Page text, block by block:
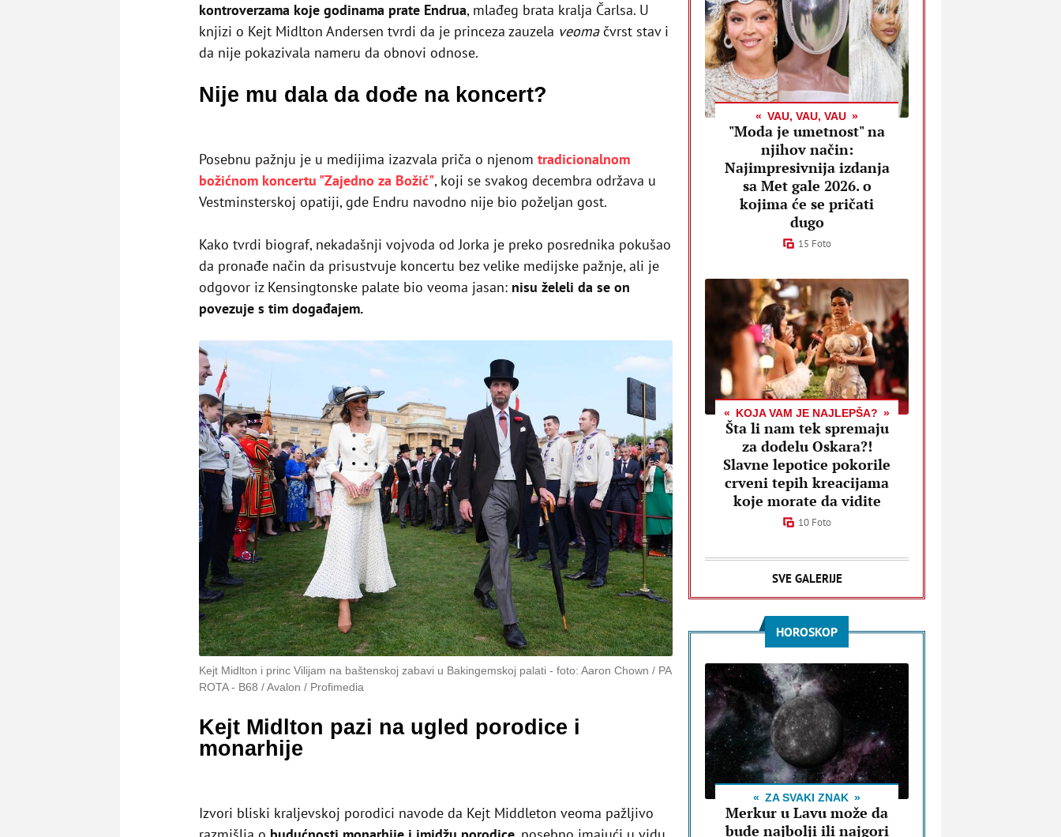
kontroverzama koje godinama prate Endrua, mlađeg brata kralja Čarlsa. U
knjizi o Kejt Midlton Andersen tvrdi da je princeza zauzela veomačvrst stav i
da nije pokazivala nameru da obnovi odnose.
Nije mu dala da dođe na koncert?
Posebnu pažnju je u medijima izazvala priča o njenom tradicionalnom
božićnom koncertu "Zajedno za Božić", koji se svakog decembra održava u
Vestminsterskoj opatiji, gde Endru navodno nije bio poželjan gost.
Kako tvrdi biograf, nekadašnji vojvoda od Jorka je preko posrednika pokušao
da pronađe način da prisustvuje koncertu bez velike medijske pažnje, ali je
odgovor iz Kensingtonske palate bio veoma jasan: nisu želeli da se on
povezuje s tim događajem.
Kejt Midlton i princ Vilijam na baštenskoj zabavi u Bakingemskoj palati
foto: Aaron Chown / PA
ROTA - B68 / Avalon / Profimedia
Kejt Midlton pazi na ugled porodice i
monarhije
Izvori bliski kraljevskoj porodici navode da Kejt Middleton veoma pažljivo
VAU, VAU, VAU
"Moda je umetnost" na
njihov način:
Najimpresivnija izdanja
sa Met gale 2026. o
kojima će se pričati
dugo
15 Foto
KOJA VAM JE NAJLEPŠA?
Šta li nam tek spremaju
za dodelu Oskara?!
Slavne lepotice pokorile
crveni tepih kreacijama
koje morate da vidite
10 Foto
SVE GALERIJE
HOROSKOP
ZA SVAKI ZNAK
Merkur u Lavu može da
bude najbolji ili najgori